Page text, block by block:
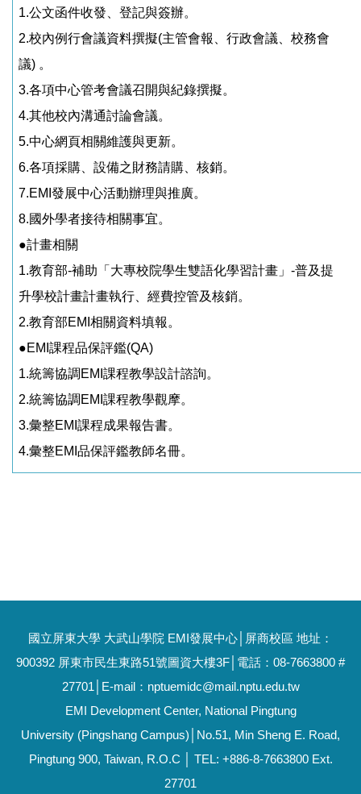
1.公文函件收發、登記與簽辦。
2.校內例行會議資料撰擬(主管會報、行政會議、校務會
議) 。
3.各項中心管考會議召開與紀錄撰擬。
4.其他校內溝通討論會議。
5.中心網頁相關維護與更新。
6.各項採購、設備之財務請購、核銷。
7.EMI發展中心活動辦理與推廣。
8.國外學者接待相關事宜。
●計畫相關
1.教育部-補助「大專校院學生雙語化學習計畫」-普及提
升學校計畫計畫執行、經費控管及核銷。
2.教育部EMI相關資料填報 。
●EMI課程品保評鑑(QA)
1.統籌協調 EMI課程教學設計諮詢。
2.統籌協調 EMI課程教學觀摩。
3.彙整EMI課程成果報告書。
4.彙整EMI品保評鑑教師名冊。
國立屏東大學 大武山學院 EMI發展中心│屏商校區 地址：
900392 屏東市民生東路51號圖資大樓3F│電話：08-7663800 #
27701│E-mail：nptuemidc@mail.nptu.edu.tw
EMI Development Center, National Pingtung
University (Pingshang Campus)│No.51, Min Sheng E. Road,
Pingtung 900, Taiwan, R.O.C │ TEL: +886-8-7663800 Ext.
27701